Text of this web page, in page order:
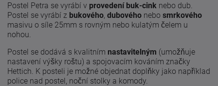
Postel Petra se vyrábí v provedení buk-cink nebo dub.
Postel se vyrábí z bukového, dubového nebo smrkového
masivu o síle 25mm s rovným nebo kulatým čelem u
nohou.
Postel se dodává s kvalitním nastavitelným (umožňuje
nastavení výšky roštu) a spojovacím kováním značky
Hettich. K posteli je možné objednat doplňky jako například
police nad postel, noční stolky a komody.